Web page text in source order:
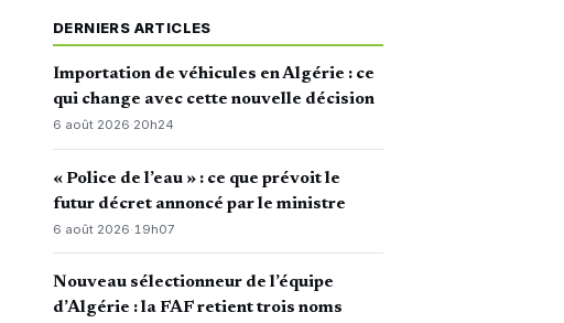
DERNIERS ARTICLES
Importation de véhicules en Algérie : ce
qui change avec cette nouvelle décision
6 août 2026·20h24
« Police de l’eau » : ce que prévoit le
futur décret annoncé par le ministre
6 août 2026· 19h07
Nouveau sélectionneur de l’équipe
d’Algérie : la FAF retient trois noms